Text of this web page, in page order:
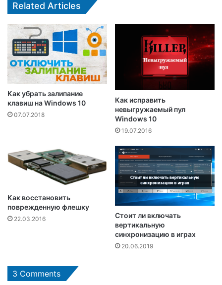
Related Articles
Как убрать залипание
клавиш на Windows 10
07.07.2018
Как исправить
невыгружаемый пул
Windows 10
19.07.2016
Как восстановить
поврежденную флешку
22.03.2016
Стоит ли включать
вертикальную
синхронизацию в играх
20.06.2019
3 Comments